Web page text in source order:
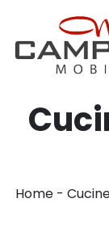
Home -